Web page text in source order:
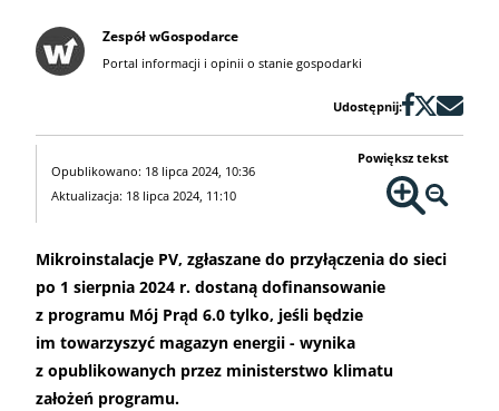
Zespół wGospodarce
Portal informacji i opinii o stanie gospodarki
Udostępnij:
Opublikowano: 18 lipca 2024, 10:36
Aktualizacja: 18 lipca 2024, 11:10
Powiększ tekst
Mikroinstalacje PV, zgłaszane do przyłączenia do sieci
po 1 sierpnia 2024 r. dostaną dofinansowanie
z programu Mój Prąd 6.0 tylko, jeśli będzie
im towarzyszyć magazyn energii - wynika
z opublikowanych przez ministerstwo klimatu
założeń programu.